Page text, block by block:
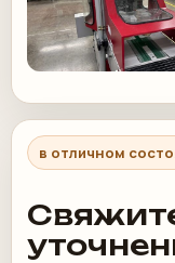
в отличном